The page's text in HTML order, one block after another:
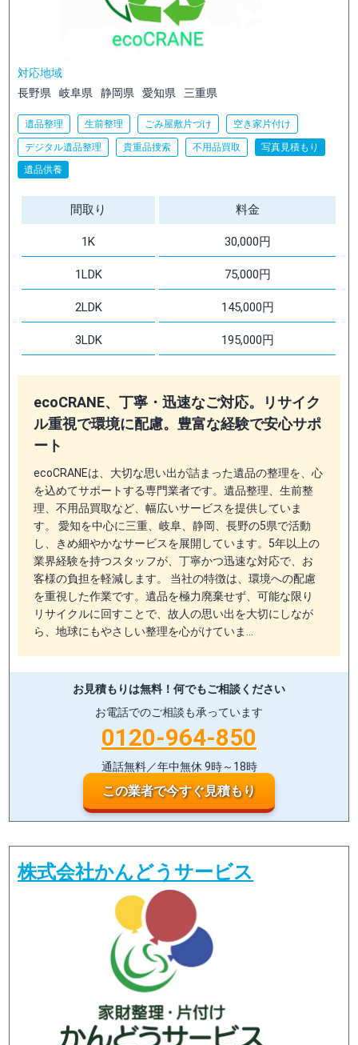
対応地域
長野県
岐阜県 静岡県 愛知県 三重県
遺品整理 生前整理 ごみ屋敷片づけ 空き家片付け
デジタル遺品整理 貴重品捜索 不用品買取
写真見積もり
遺品供養
間取り 料金
1K 30,000円
1LDK 75,000円
2LDK 145,000円
3LDK 195,000円
ecoCRANE、丁寧・迅速なご対応。リサイク
ル重視で環境に配慮。豊富な経験で安心サポ
ート
ecoCRANEは、大切な思い出が詰まった遺品の整理を、心
を込めてサポートする専門業者です。遺品整理、生前整
理、不用品買取など、幅広いサービスを提供していま
す。 愛知を中心に三重、岐阜、静岡、長野の5県で活動
し、きめ細やかなサービスを展開しています。5年以上の
業界経験を持つスタッフが、丁寧かつ迅速な対応で、お
客様の負担を軽減します。 当社の特徴は、環境への配慮
を重視した作業です。遺品を極力廃棄せず、可能な限り
リサイクルに回すことで、故人の思い出を大切にしなが
ら、地球にもやさしい整理を心がけていま…
お見積もりは無料！ 何でもご相談ください
お電話でのご相談も承っています
0120-964-850
通話無料／年中無休 9時～18時
この業者で今すぐ見積もり
株式会社かんどうサービス